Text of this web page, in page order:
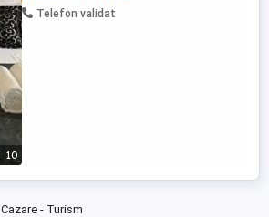
10
TERASA EXTERIOARA SE SEVESC CAFELE
Telefon validat
Cazare - Turism